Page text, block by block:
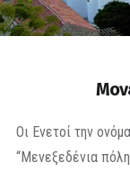
Οι Ενετοί την
“Μενεξεδένια